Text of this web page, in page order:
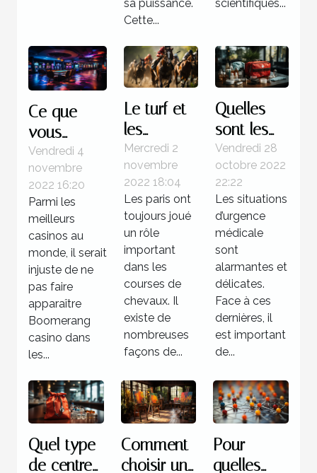
sa puissance.
Cette...
scientifiques...
Ce que
vous
devez
savoir sur
Boomerang
casino
Vendredi 4
novembre
2022 16:20
Parmi les
meilleurs
casinos au
monde, il serait
injuste de ne
pas faire
apparaître
Boomerang
casino dans
les...
Le turf et
les
courses
hippiques
Mercredi 2
novembre
2022 18:04
Les paris ont
toujours joué
un rôle
important
dans les
courses de
chevaux. Il
existe de
nombreuses
façons de...
Quelles
sont les
étapes à
suivre face
à une
situation
d’urgence
médicale
?
Vendredi 28
octobre 2022
22:22
Les situations
d’urgence
médicale
sont
alarmantes et
délicates.
Face à ces
dernières, il
est important
de...
Quel type
de centre
Comment
choisir un
Pour
quelles